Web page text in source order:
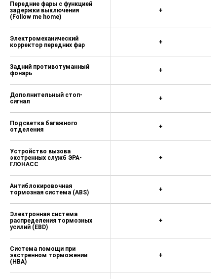
Передние фары с функцией
задержки выключения
(Follow me home)
Электромеханический
корректор передних фар
Задний противотуманный
фонарь
Дополнительный стоп-
сигнал
Подсветка багажного
отделения
Устройство вызова
экстренных служб ЭРА-
ГЛОНАСС
Антиблокировочная
тормозная система (ABS)
Электронная система
распределения тормозных
усилий (EBD)
Система помощи при
экстренном торможении
(НBA)
+
+
+
+
+
+
+
+
+